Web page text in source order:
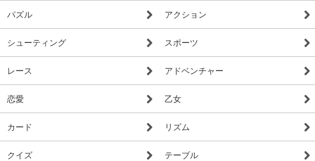
パズル アクション
シューティング スポーツ
レース アドベンチャー
恋愛 乙女
カード リズム
クイズ テーブル